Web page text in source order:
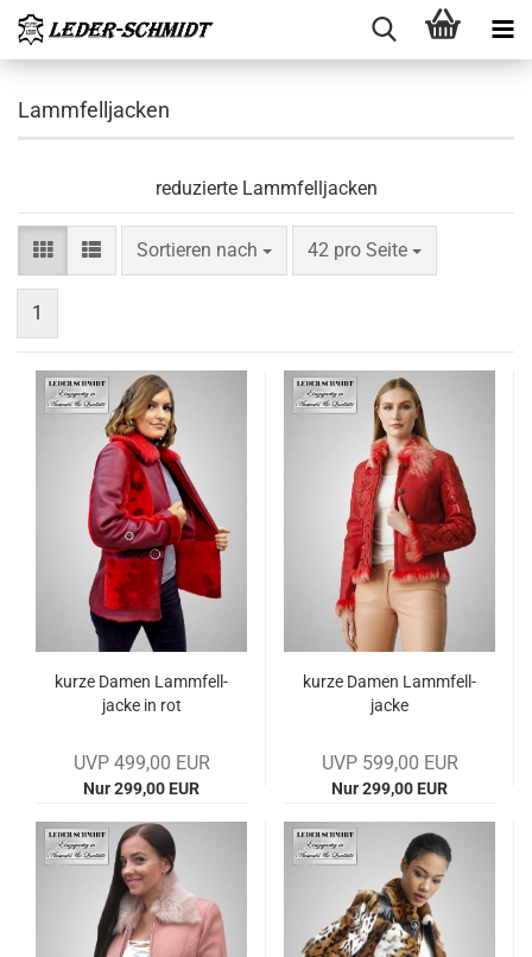
Lammfelljacken
reduzierte Lammfelljacken
Sortieren nach
Sortieren nach 42 pro Seite
pro Seite
1
kurze Damen Lamm­fell­
ja­cke in rot
UVP 499,00 EUR
Nur 299,00 EUR
kurze Damen Lamm­fell­
ja­cke
UVP 599,00 EUR
Nur 299,00 EUR